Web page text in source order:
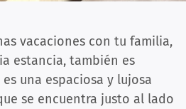
vacaciones con tu familia,
estancia, también es
es una espaciosa y lujosa
se encuentra justo al lado